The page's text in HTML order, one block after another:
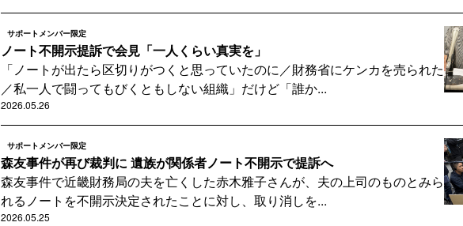
サポートメンバー限定
ノート不開示提訴で会見「一人くらい真実を」
「ノートが出たら区切りがつくと思っていたのに／財務省にケンカを売られた
／私一人で闘ってもびくともしない組織」だけど「誰か...
2026.05.26
サポートメンバー限定
森友事件が再び裁判に 遺族が関係者ノート不開示で提訴へ
森友事件で近畿財務局の夫を亡くした赤木雅子さんが、夫の上司のものとみら
れるノートを不開示決定されたことに対し、取り消しを...
2026.05.25